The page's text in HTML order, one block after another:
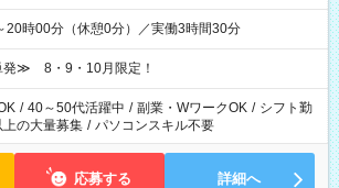
20時00分（休憩0分）／実働3時間30分
≫ 8・9・10月限定！
/ 40～50代活躍中 / 副業・WワークOK / シフト勤
上の大量募集 / パソコンスキル不要
応募する 詳細へ